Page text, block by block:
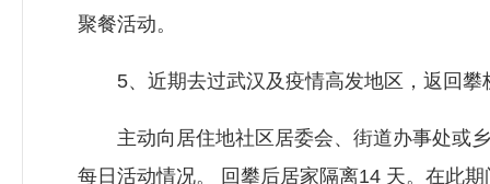
聚餐活动。
5、近期去过武汉及疫情高发地区，返回攀
主动向居住地社区居委会、街道办事处或乡
每日活动情况。 回攀后居家隔离14 天。在此